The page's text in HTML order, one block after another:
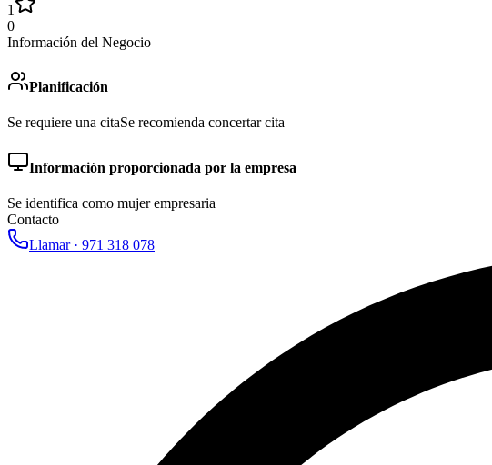
1
0
Información del Negocio
Planificación
Se requiere una citaSe recomienda concertar cita
Información proporcionada por la empresa
Se identifica como mujer empresaria
Contacto
Llamar · 971 318 078